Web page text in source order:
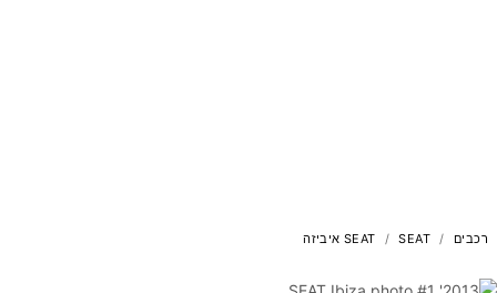
רכבים SEAT SEAT איביזה